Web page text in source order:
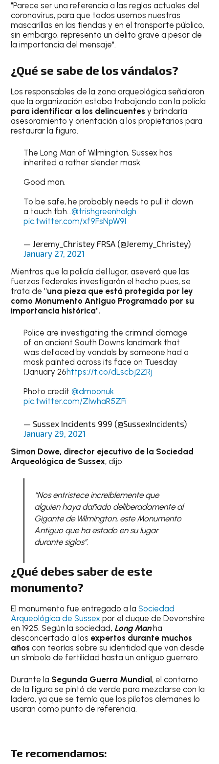
"Parece ser una referencia a las reglas actuales del
coronavirus, para que todos usemos nuestras
mascarillas en las tiendas y en el transporte público,
sin embargo, representa un delito grave a pesar de
la importancia del mensaje".
¿Qué se sabe de los vándalos?
Los responsables de la zona arqueológica señalaron
que la organización estaba trabajando con la policía
para identificar a los delincuentes y brindaría
asesoramiento y orientación a los propietarios para
restaurar la figura.
The Long Man of Wilmington, Sussex has
inherited a rather slender mask.
Good man.
To be safe, he probably needs to pull it down
a touch tbh…@trishgreenhalgh
pic.twitter.com/xf9FsNpW9I
— Jeremy_Christey FRSA (@Jeremy_Christey)
January 27, 2021
Mientras que la policía del lugar, aseveró que las
fuerzas federales investigarán el hecho pues, se
trata de"una pieza que está protegida por ley
como Monumento Antiguo Programado por su
importancia histórica".
Police are investigating the criminal damage
of an ancient South Downs landmark that
was defaced by vandals by someone had a
mask painted across its face on Tuesday
(January 26https://t.co/dLscbj2ZRj
Photo credit @dmoonuk
pic.twitter.com/ZlwhaR5ZFi
— Sussex Incidents 999 (@SussexIncidents)
January 29, 2021
Simon Dowe, director ejecutivo de la Sociedad
Arqueológica de Sussex, dijo:
“Nos entristece increíblemente que
alguien haya dañado deliberadamente al
Gigante de Wilmington, este Monumento
Antiguo que ha estado en su lugar
durante siglos”.
¿Qué debes saber de este
monumento?
El monumento fue entregado a laSociedad
Arqueológica de Sussex por el duque de Devonshire
en 1925. Según la sociedad, Long Manha
desconcertado a los expertos durante muchos
años con teorías sobre su identidad que van desde
un símbolo de fertilidad hasta un antiguo guerrero.
Durante la Segunda Guerra Mundial , el contorno
de la figura se pintó de verde para mezclarse con la
ladera, ya que se temía que los pilotos alemanes lo
usaran como punto de referencia.
Te recomendamos: